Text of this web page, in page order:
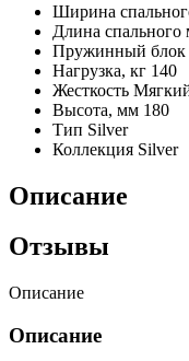
Ширина
Длина спального
Пружинный блок
Нагрузка, кг 140
Жесткость
Высота, мм 180
Тип Silver
Коллекция Silver
Описание
Отзывы
Описание
Описание